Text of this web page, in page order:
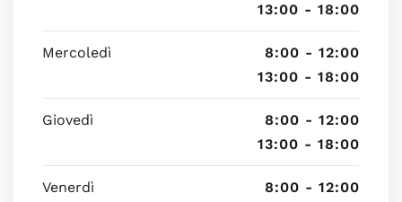
13:00 - 18:00
Mercoledì
8:00 - 12:00
13:00 - 18:00
Giovedì
8:00 - 12:00
13:00 - 18:00
Venerdì
8:00 - 12:00